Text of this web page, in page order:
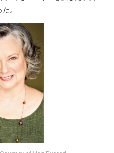
。